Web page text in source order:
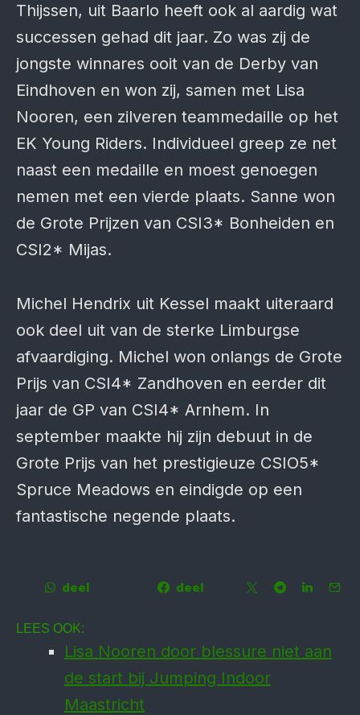
Thijssen, uit Baarlo heeft ook al aardig wat
successen gehad dit jaar. Zo was zij de
jongste winnares ooit van de Derby van
Eindhoven en won zij, samen met Lisa
Nooren, een zilveren teammedaille op het
EK Young Riders. Individueel greep ze net
naast een medaille en moest genoegen
nemen met een vierde plaats. Sanne won
de Grote Prijzen van CSI3* Bonheiden en
CSI2* Mijas.
Michel Hendrix uit Kessel maakt uiteraard
ook deel uit van de sterke Limburgse
afvaardiging. Michel won onlangs de Grote
Prijs van CSI4* Zandhoven en eerder dit
jaar de GP van CSI4* Arnhem. In
september maakte hij zijn debuut in de
Grote Prijs van het prestigieuze CSIO5*
Spruce Meadows en eindigde op een
fantastische negende plaats.
deel deel
LEES OOK:
Lisa Nooren door blessure niet aan
de start bij Jumping Indoor
Maastricht